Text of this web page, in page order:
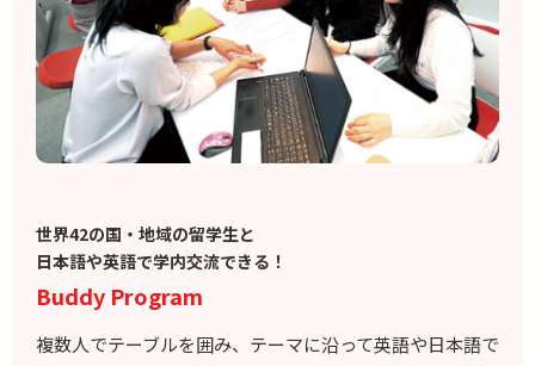
世界42の国・地域の留学生と
日本語や英語で学内交流できる！
Buddy Program
複数人でテーブルを囲み、テーマに沿って英語や日本語で